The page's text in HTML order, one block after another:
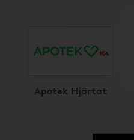
Apotek Hjärtat